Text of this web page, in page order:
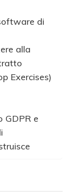
di
alla
Exercises)
GDPR e